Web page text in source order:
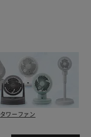
タワーファン